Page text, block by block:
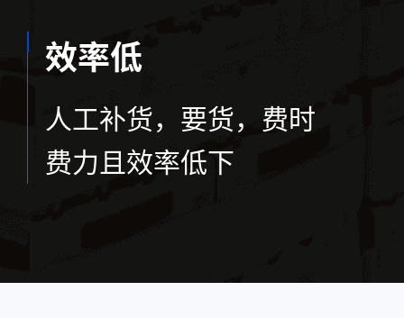
效率低
人工补货，要货，费时
费力且效率低下